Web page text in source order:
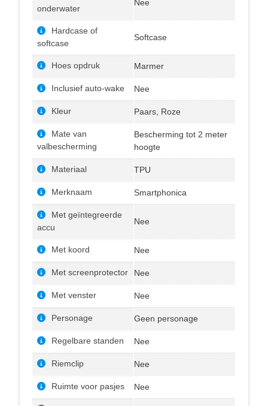
onderwater
Nee
Hardcase of
softcase
Softcase
Hoes opdruk Marmer
Inclusief auto-wake Nee
Kleur Paars, Roze
Mate van
valbescherming
Bescherming tot 2 meter
hoogte
Materiaal TPU
Merknaam Smartphonica
Met geïntegreerde
accu
Nee
Met koord Nee
Met screenprotector Nee
Met venster Nee
Personage Geen personage
Regelbare standen Nee
Riemclip Nee
Ruimte voor pasjes Nee